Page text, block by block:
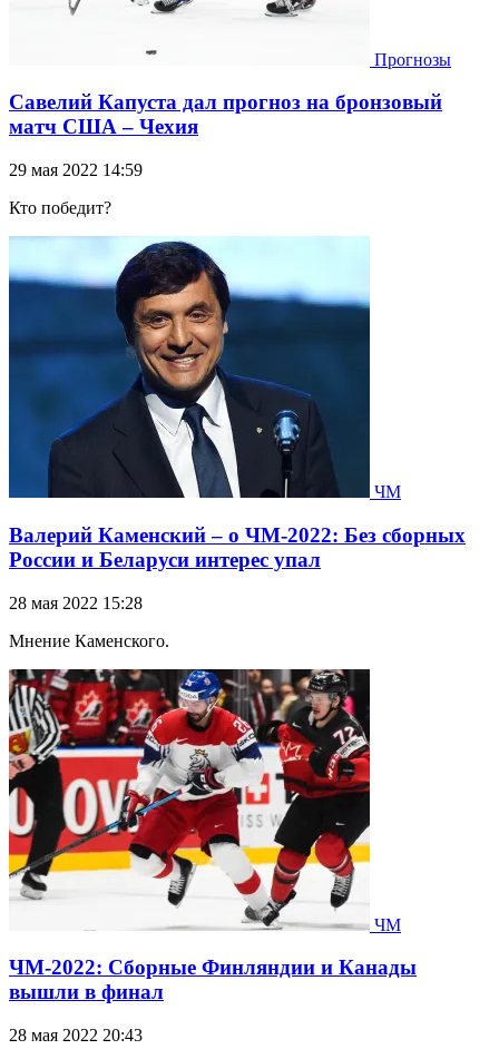
Прогнозы
Савелий Капуста дал прогноз на бронзовый
матч США – Чехия
29 мая 2022 14:59
Кто победит?
ЧМ
Валерий Каменский – о ЧМ-2022: Без сборных
России и Беларуси интерес упал
28 мая 2022 15:28
Мнение Каменского.
ЧМ
ЧМ-2022: Сборные Финляндии и Канады
вышли в финал
28 мая 2022 20:43